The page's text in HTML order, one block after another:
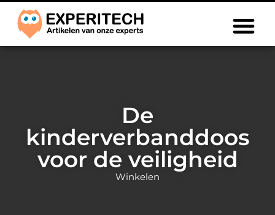
De
kinderverbanddoos
voor de veiligheid
Winkelen